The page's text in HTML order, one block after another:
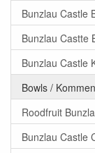
Bunzlau Castle
Bunzlau Castte
Bunzlau Castle
Bowls /
Roodfruit
Bunzlau Castle